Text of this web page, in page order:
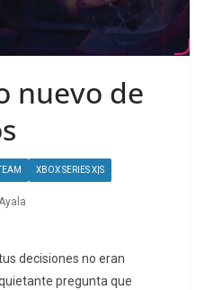
nuevo de
XBOX SERIES X|S
decisiones no eran
pregunta que